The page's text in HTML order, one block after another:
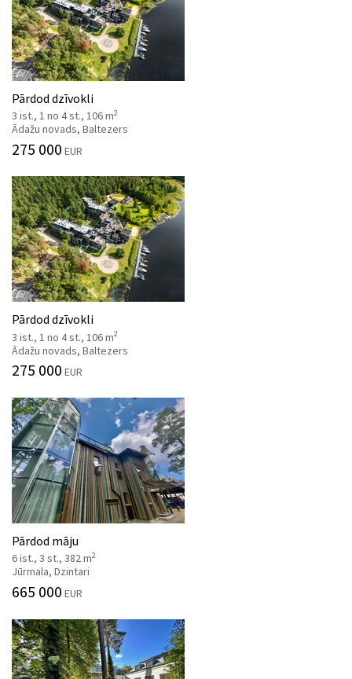
Pārdod dzīvokli
3 ist., 1 no 4 st., 106 m2
Ādažu novads, Baltezers
275 000 EUR
Pārdod dzīvokli
3 ist., 1 no 4 st., 106 m2
Ādažu novads, Baltezers
275 000 EUR
Pārdod māju
6 ist., 3 st., 382 m2
Jūrmala, Dzintari
665 000 EUR